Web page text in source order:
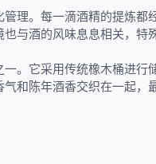
理。每一滴酒精的提炼都
与酒的风味息息相关，特
。它采用传统橡木桶进行
和陈年酒香交织在一起，